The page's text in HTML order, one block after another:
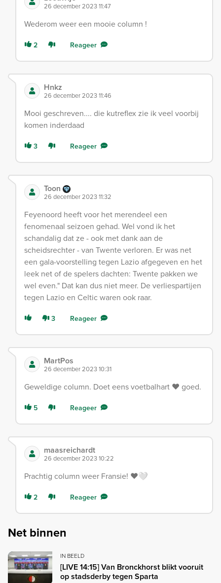
26 december 2023 11:47
Wederom weer een mooie column !
2 Reageer
Hnkz
26 december 2023 11:46
Mooi geschreven.... die kutreflex zie ik veel voorbij
komen inderdaad
3 Reageer
Toon
26 december 2023 11:32
Feyenoord heeft voor het merendeel een
fenomenaal seizoen gehad. Wel vond ik het
schandalig dat ze - ook met dank aan de
scheidsrechter - van Twente verloren. Er was net
een gala-voorstelling tegen Lazio afgegeven en het
leek net of de spelers dachten: Twente pakken we
wel even." Dat kan dus niet meer. De verliespartijen
tegen Lazio en Celtic waren ook raar.
3 Reageer
MartPos
26 december 2023 10:31
Geweldige column. Doet eens voetbalhart ❤️ goed.
5 Reageer
maasreichardt
26 december 2023 10:22
Prachtig column weer Fransie! ❤️🤍
2 Reageer
Net binnen
IN BEELD
[LIVE 14:15] Van Bronckhorst blikt vooruit
op stadsderby tegen Sparta